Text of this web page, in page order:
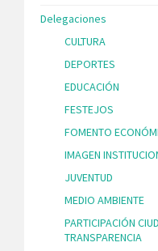
Delegaciones
CULTURA
DEPORTES
EDUCACIÓN
FESTEJOS
FOMENTO
IMAGEN
JUVENTUD
MEDIO AMBIENTE
PARTICIPACIÓN
TRANSPARENCIA